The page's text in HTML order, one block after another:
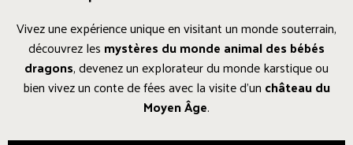
Vivez une expérience unique en visitant un monde souterrain,
découvrez les mystères du monde animal des bébés
dragons, devenez un explorateur du monde karstique ou
bien vivez un conte de fées avec la visite d'un château du
Moyen Âge.